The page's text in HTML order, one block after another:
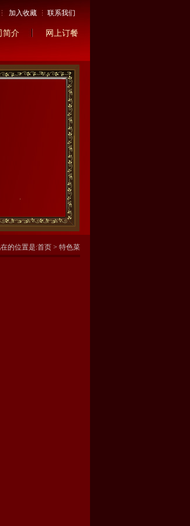
加入收藏 联系我们
简介 网上订餐
的位置是:首页 > 特色菜